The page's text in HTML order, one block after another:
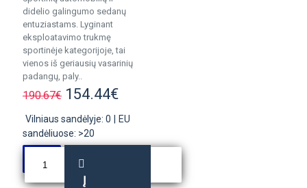
didelio galingumo sedanų
entuziastams. Lyginant
eksploatavimo trukmę
sportinėje kategorijoje, tai
vienos iš geriausių vasarinių
padangų, paly..
190.67€ 154.44€
Vilniaus sandėlyje: 0
EU
sandėliuose: >20
Į